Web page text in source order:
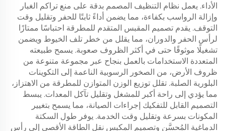
الأداء. يعمل نظام التنظيف المصمم بدقة على منع تراكم الغبار
وإزالة الرواسب بكفاءة، مما يضمن أداءً ثابتًا للحفر وتقليل وقت
التوقف. يقدم تصميم المقبس المتقدم للمطرقة احتباسًا ممتازًا
لرأس الحفر والدوران، مما يقلل من خطر تلف الخيوط ويضمن
تشغيلًا موثوقًا حتى في أكثر الظروف صعوبة. يسمح طبيعته
المتعددة الاستخدامات بالعمل بنجاح عبر مجموعة متنوعة من
ظروف الأرض، من الصخور الرسوبية الناعمة إلى التكوينات
البلورية الصلبة. تقلل توزيع الوزن المتوازن للمطرقة من الاهتزاز،
مما يؤدي إلى راحة أكبر للمشغل وتقليل تآكل المعدات. يبسط
التصميم القابل للتفكيك إجراءات الصيانة، مما يسمح بتغيير
المكونات بسرعة وتقليل وقت الخدمة. يوفر طول السكتة
الدماغية المُحسَّن وتصميم المكبس نقل الطاقة الأقصى إلى رأس